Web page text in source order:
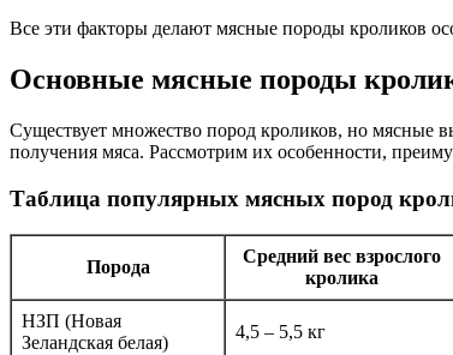
Все эти факторы делают мясные породы кроликов
Основные мясные породы
Существует множество пород кроликов, но мясные
получения мяса. Рассмотрим их особенности,
Таблица популярных мясных пород
Порода
Средний вес взрослого
кролика
НЗП (Новая
Зеландская белая)
4,5 – 5,5 кг